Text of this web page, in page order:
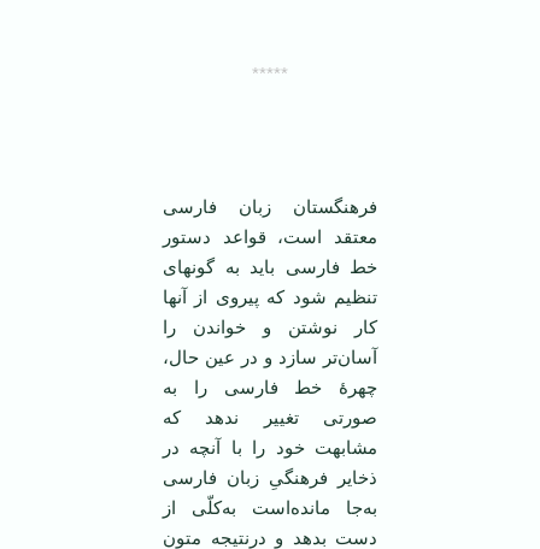
*****
فرهنگستان زبان فارسی
معتقد است، قواعد دستور
خط فارسی باید به گونه­ای
تنظیم ­شود که پیروی از آنها
كار نوشتن و خواندن را
آسان‌تر سازد و در عین حال،
چهرۀ خط فارسى را به
صورتى تغيير ندهد كه
مشابهت خود را با آنچه در
ذخاير فرهنگىِ زبان فارسى
به‌جا مانده‌است به‌كلّى از
دست بدهد و درنتيجه متون